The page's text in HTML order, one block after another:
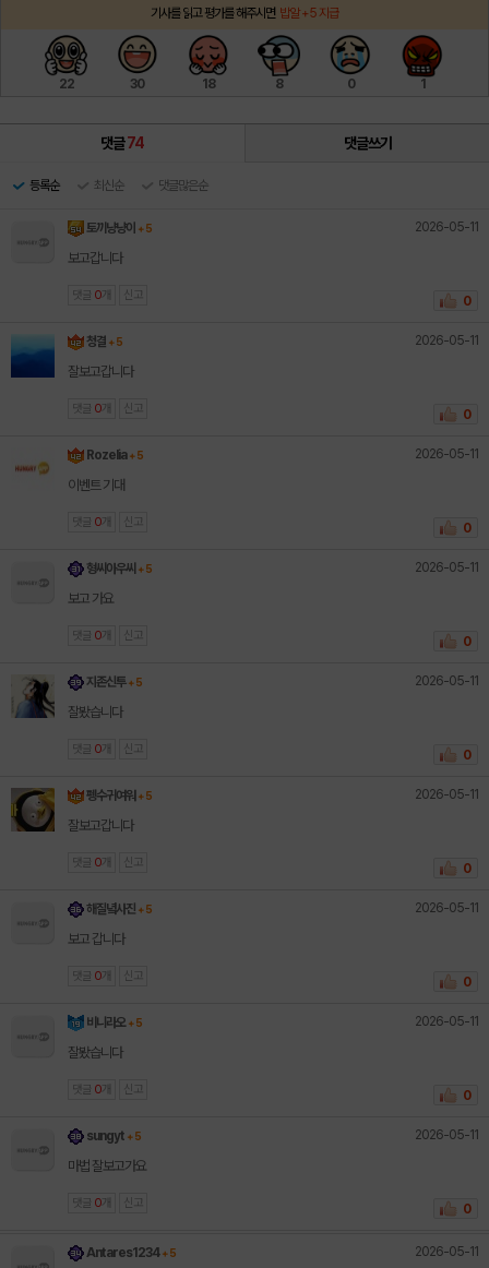
기사를 읽고 평가를 해주시면 밥알 +5 지급
22 30 18 8 0 1
댓글74 댓글쓰기
등록순 최신순 댓글많은순
토끼냥냥이 + 5 2026-05-11
보고갑니다
댓글 0 개 신고 0
청결 + 5 2026-05-11
잘보고갑니다
댓글 0 개 신고 0
Rozelia + 5 2026-05-11
이벤트 기대
댓글 0 개 신고 0
형씨아우씨 + 5 2026-05-11
보고 가요
댓글 0 개 신고 0
지존신투 + 5 2026-05-11
잘봤습니다
댓글 0 개 신고 0
펭수귀여워 + 5 2026-05-11
잘보고갑니다
댓글 0 개 신고 0
해질녘사진 + 5 2026-05-11
보고 갑니다
댓글 0 개 신고 0
비니라오 + 5 2026-05-11
잘봤습니다
댓글 0 개 신고 0
sungyt + 5 2026-05-11
마법 잘보고가요
댓글 0 개 신고 0
Antares1234 + 5 2026-05-11